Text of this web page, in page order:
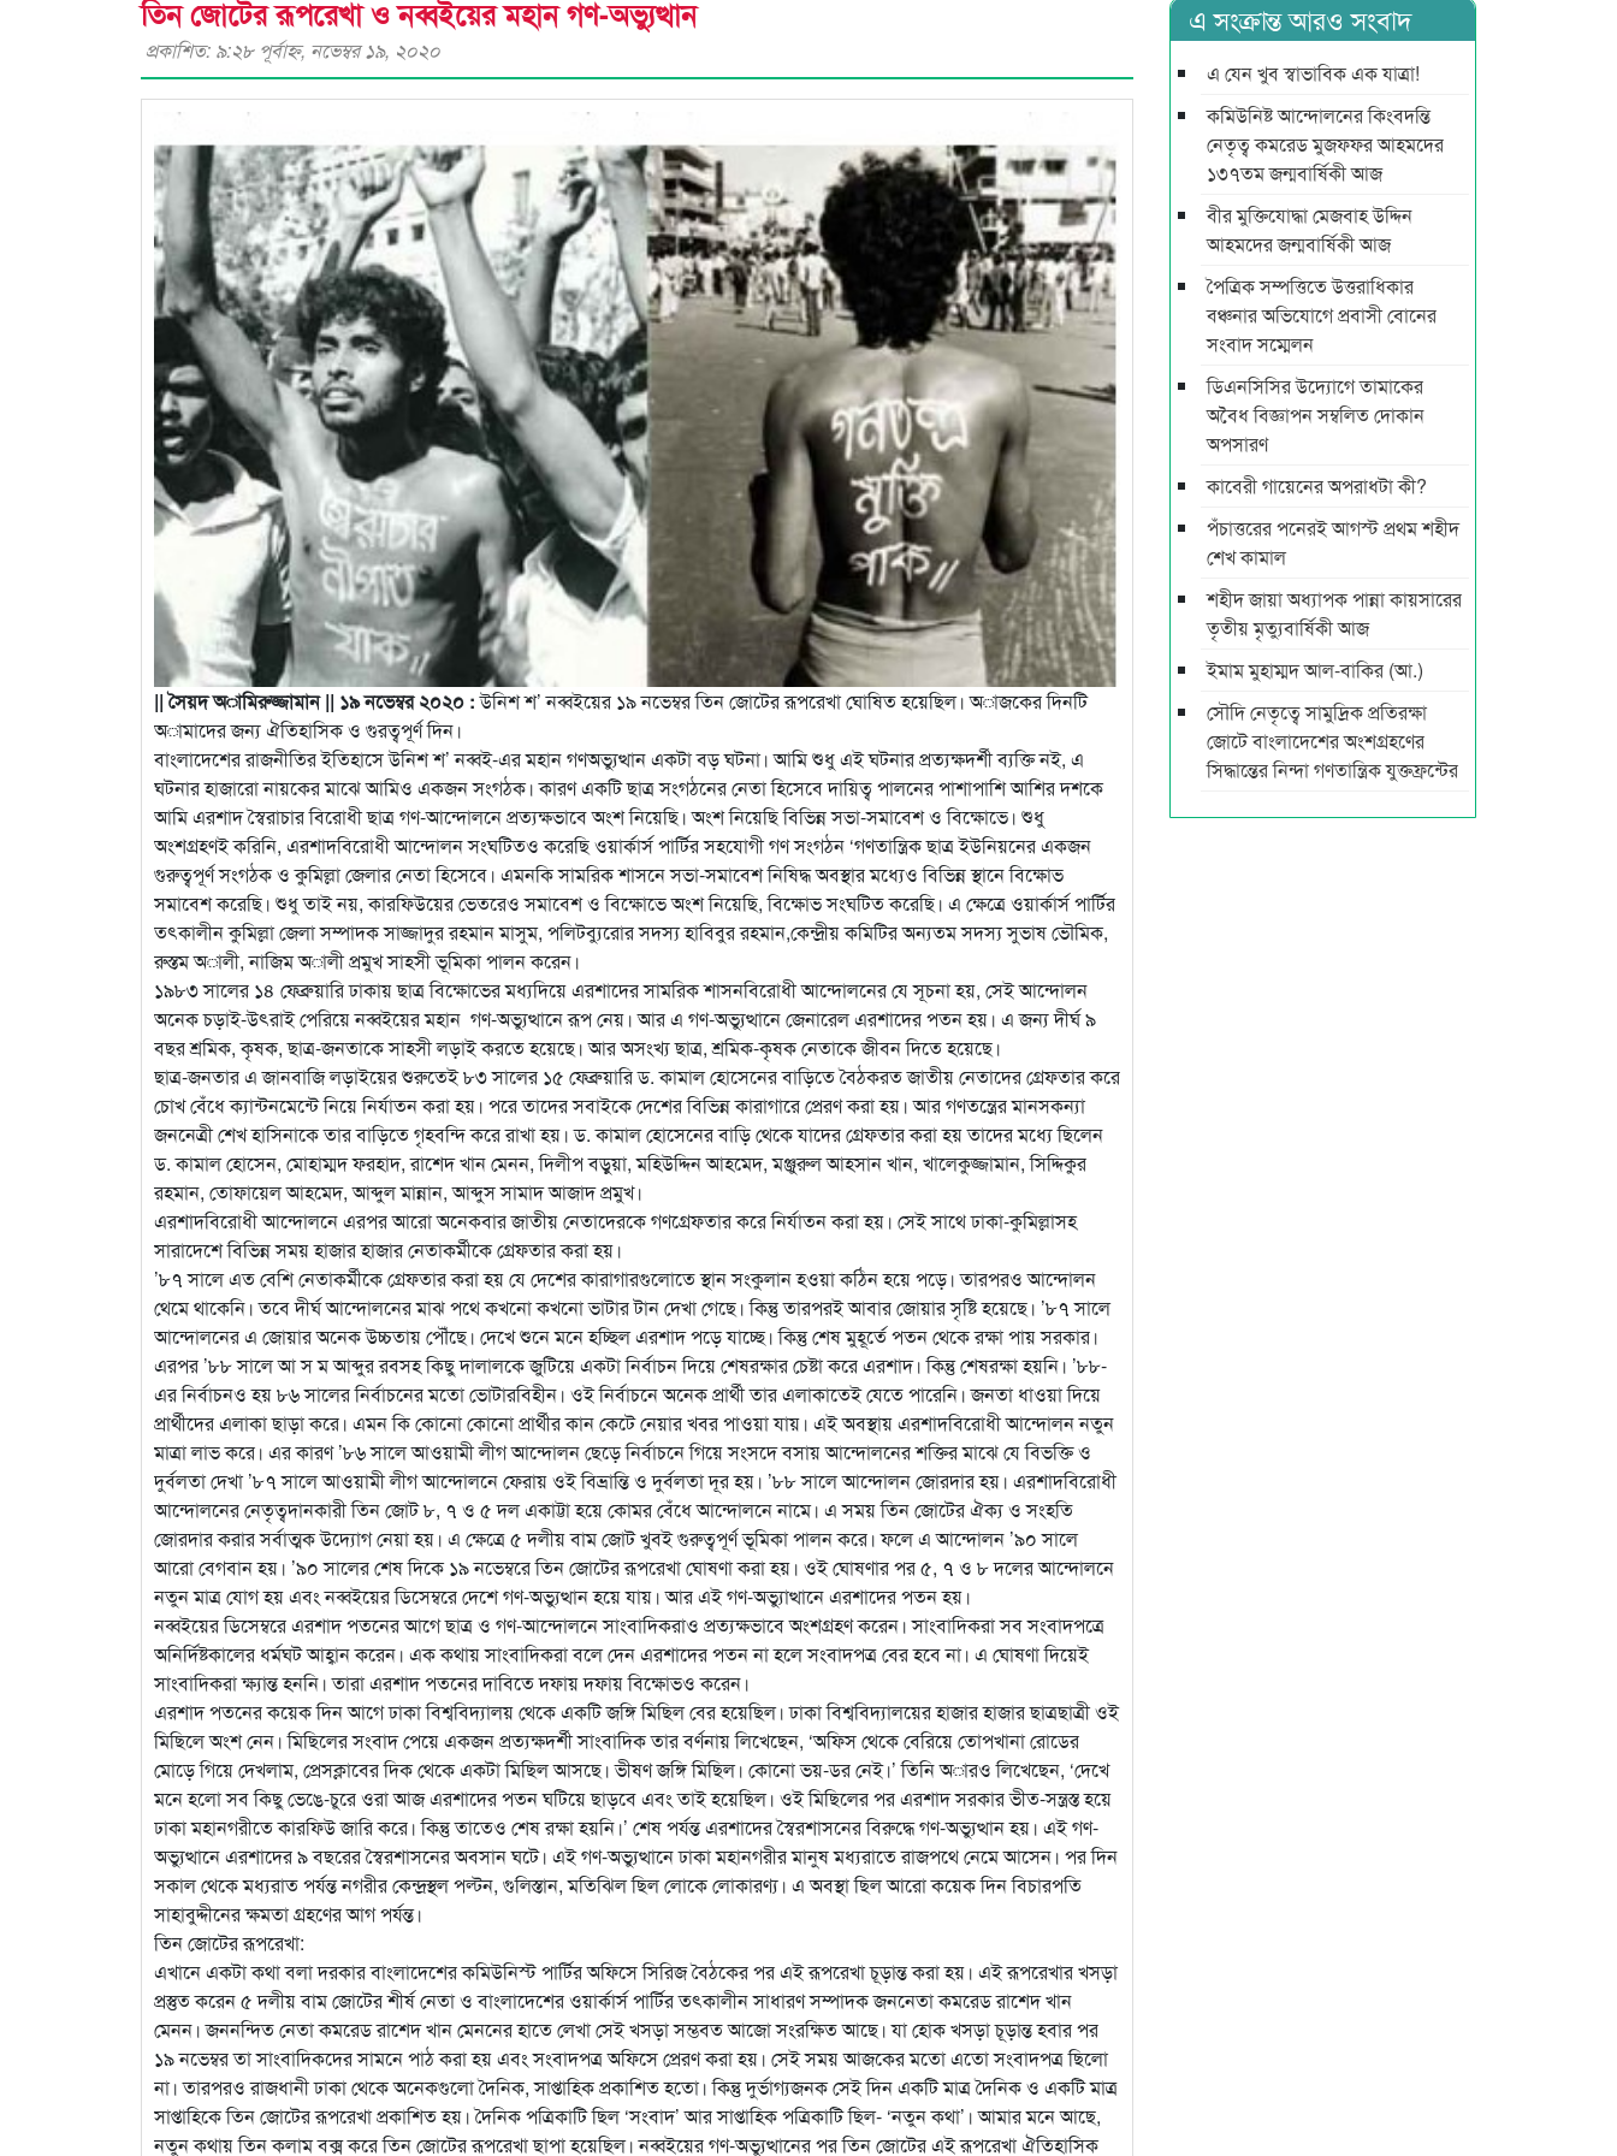
তিন জোটের রূপরেখা ও নব্বইয়ের মহান গণ-অভ্যুত্থান
প্রকাশিত: ৯:২৮ পূর্বাহ্ণ, নভেম্বর ১৯, ২০২০
|| সৈয়দ অামিরুজ্জামান || ১৯ নভেম্বর ২০২০ :উনিশ শ’ নব্বইয়ের ১৯ নভেম্বর তিন জোটের রূপরেখা ঘোষিত হয়েছিল। অাজকের দিনটি
অামাদের জন্য ঐতিহাসিক ও গুরত্বপূর্ণ দিন।
বাংলাদেশের রাজনীতির ইতিহাসে উনিশ শ’ নব্বই-এর মহান গণঅভ্যুত্থান একটা বড় ঘটনা। আমি শুধু এই ঘটনার প্রত্যক্ষদর্শী ব্যক্তি নই, এ
ঘটনার হাজারো নায়কের মাঝে আমিও একজন সংগঠক। কারণ একটি ছাত্র সংগঠনের নেতা হিসেবে দায়িত্ব পালনের পাশাপাশি আশির দশকে
আমি এরশাদ স্বৈরাচার বিরোধী ছাত্র গণ-আন্দোলনে প্রত্যক্ষভাবে অংশ নিয়েছি। অংশ নিয়েছি বিভিন্ন সভা-সমাবেশ ও বিক্ষোভে। শুধু
অংশগ্রহণই করিনি, এরশাদবিরোধী আন্দোলন সংঘটিতও করেছি ওয়ার্কার্স পার্টির সহযোগী গণ সংগঠন ‘গণতান্ত্রিক ছাত্র ইউনিয়নের একজন
গুরুত্বপূর্ণ সংগঠক ও কুমিল্লা জেলার নেতা হিসেবে। এমনকি সামরিক শাসনে সভা-সমাবেশ নিষিদ্ধ অবস্থার মধ্যেও বিভিন্ন স্থানে বিক্ষোভ
সমাবেশ করেছি। শুধু তাই নয়, কারফিউয়ের ভেতরেও সমাবেশ ও বিক্ষোভে অংশ নিয়েছি, বিক্ষোভ সংঘটিত করেছি। এ ক্ষেত্রে ওয়ার্কার্স পার্টির
তৎকালীন কুমিল্লা জেলা সম্পাদক সাজ্জাদুর রহমান মাসুম, পলিটব্যুরোর সদস্য হাবিবুর রহমান,কেন্দ্রীয় কমিটির অন্যতম সদস্য সুভাষ ভৌমিক,
রুস্তম অালী, নাজিম অালী প্রমুখ সাহসী ভূমিকা পালন করেন।
১৯৮৩ সালের ১৪ ফেব্রুয়ারি ঢাকায় ছাত্র বিক্ষোভের মধ্যদিয়ে এরশাদের সামরিক শাসনবিরোধী আন্দোলনের যে সূচনা হয়, সেই আন্দোলন
অনেক চড়াই-উৎরাই পেরিয়ে নব্বইয়ের মহান গণ-অভ্যুত্থানে রূপ নেয়। আর এ গণ-অভ্যুত্থানে জেনারেল এরশাদের পতন হয়। এ জন্য দীর্ঘ ৯
বছর শ্রমিক, কৃষক, ছাত্র-জনতাকে সাহসী লড়াই করতে হয়েছে। আর অসংখ্য ছাত্র, শ্রমিক-কৃষক নেতাকে জীবন দিতে হয়েছে।
ছাত্র-জনতার এ জানবাজি লড়াইয়ের শুরুতেই ৮৩ সালের ১৫ ফেব্রুয়ারি ড. কামাল হোসেনের বাড়িতে বৈঠকরত জাতীয় নেতাদের গ্রেফতার করে
চোখ বেঁধে ক্যান্টনমেন্টে নিয়ে নির্যাতন করা হয়। পরে তাদের সবাইকে দেশের বিভিন্ন কারাগারে প্রেরণ করা হয়। আর গণতন্ত্রের মানসকন্যা
জননেত্রী শেখ হাসিনাকে তার বাড়িতে গৃহবন্দি করে রাখা হয়। ড. কামাল হোসেনের বাড়ি থেকে যাদের গ্রেফতার করা হয় তাদের মধ্যে ছিলেন
ড. কামাল হোসেন, মোহাম্মদ ফরহাদ, রাশেদ খান মেনন, দিলীপ বড়ুয়া, মহিউদ্দিন আহমেদ, মঞ্জুরুল আহসান খান, খালেকুজ্জামান, সিদ্দিকুর
রহমান, তোফায়েল আহমেদ, আব্দুল মান্নান, আব্দুস সামাদ আজাদ প্রমুখ।
এরশাদবিরোধী আন্দোলনে এরপর আরো অনেকবার জাতীয় নেতাদেরকে গণগ্রেফতার করে নির্যাতন করা হয়। সেই সাথে ঢাকা-কুমিল্লাসহ
সারাদেশে বিভিন্ন সময় হাজার হাজার নেতাকর্মীকে গ্রেফতার করা হয়।
’৮৭ সালে এত বেশি নেতাকর্মীকে গ্রেফতার করা হয় যে দেশের কারাগারগুলোতে স্থান সংকুলান হওয়া কঠিন হয়ে পড়ে। তারপরও আন্দোলন
থেমে থাকেনি। তবে দীর্ঘ আন্দোলনের মাঝ পথে কখনো কখনো ভাটার টান দেখা গেছে। কিন্তু তারপরই আবার জোয়ার সৃষ্টি হয়েছে। ’৮৭ সালে
আন্দোলনের এ জোয়ার অনেক উচ্চতায় পৌঁছে। দেখে শুনে মনে হচ্ছিল এরশাদ পড়ে যাচ্ছে। কিন্তু শেষ মুহূর্তে পতন থেকে রক্ষা পায় সরকার।
এরপর ’৮৮ সালে আ স ম আব্দুর রবসহ কিছু দালালকে জুটিয়ে একটা নির্বাচন দিয়ে শেষরক্ষার চেষ্টা করে এরশাদ। কিন্তু শেষরক্ষা হয়নি। ’৮৮-
এর নির্বাচনও হয় ৮৬ সালের নির্বাচনের মতো ভোটারবিহীন। ওই নির্বাচনে অনেক প্রার্থী তার এলাকাতেই যেতে পারেনি। জনতা ধাওয়া দিয়ে
প্রার্থীদের এলাকা ছাড়া করে। এমন কি কোনো কোনো প্রার্থীর কান কেটে নেয়ার খবর পাওয়া যায়। এই অবস্থায় এরশাদবিরোধী আন্দোলন নতুন
মাত্রা লাভ করে। এর কারণ ’৮৬ সালে আওয়ামী লীগ আন্দোলন ছেড়ে নির্বাচনে গিয়ে সংসদে বসায় আন্দোলনের শক্তির মাঝে যে বিভক্তি ও
দুর্বলতা দেখা ’৮৭ সালে আওয়ামী লীগ আন্দোলনে ফেরায় ওই বিভ্রান্তি ও দুর্বলতা দূর হয়। ’৮৮ সালে আন্দোলন জোরদার হয়। এরশাদবিরোধী
আন্দোলনের নেতৃত্বদানকারী তিন জোট ৮, ৭ ও ৫ দল একাট্টা হয়ে কোমর বেঁধে আন্দোলনে নামে। এ সময় তিন জোটের ঐক্য ও সংহতি
জোরদার করার সর্বাত্মক উদ্যোগ নেয়া হয়। এ ক্ষেত্রে ৫ দলীয় বাম জোট খুবই গুরুত্বপূর্ণ ভূমিকা পালন করে। ফলে এ আন্দোলন ’৯০ সালে
আরো বেগবান হয়। ’৯০ সালের শেষ দিকে ১৯ নভেম্বরে তিন জোটের রূপরেখা ঘোষণা করা হয়। ওই ঘোষণার পর ৫, ৭ ও ৮ দলের আন্দোলনে
নতুন মাত্র যোগ হয় এবং নব্বইয়ের ডিসেম্বরে দেশে গণ-অভ্যুত্থান হয়ে যায়। আর এই গণ-অভ্যুাত্থানে এরশাদের পতন হয়।
নব্বইয়ের ডিসেম্বরে এরশাদ পতনের আগে ছাত্র ও গণ-আন্দোলনে সাংবাদিকরাও প্রত্যক্ষভাবে অংশগ্রহণ করেন। সাংবাদিকরা সব সংবাদপত্রে
অনির্দিষ্টকালের ধর্মঘট আহ্বান করেন। এক কথায় সাংবাদিকরা বলে দেন এরশাদের পতন না হলে সংবাদপত্র বের হবে না। এ ঘোষণা দিয়েই
সাংবাদিকরা ক্ষ্যান্ত হননি। তারা এরশাদ পতনের দাবিতে দফায় দফায় বিক্ষোভও করেন।
এরশাদ পতনের কয়েক দিন আগে ঢাকা বিশ্ববিদ্যালয় থেকে একটি জঙ্গি মিছিল বের হয়েছিল। ঢাকা বিশ্ববিদ্যালয়ের হাজার হাজার ছাত্রছাত্রী ওই
মিছিলে অংশ নেন। মিছিলের সংবাদ পেয়ে একজন প্রত্যক্ষদর্শী সাংবাদিক তার বর্ণনায় লিখেছেন, ‘অফিস থেকে বেরিয়ে তোপখানা রোডের
মোড়ে গিয়ে দেখলাম, প্রেসক্লাবের দিক থেকে একটা মিছিল আসছে। ভীষণ জঙ্গি মিছিল। কোনো ভয়-ডর নেই।’ তিনি অারও লিখেছেন, ‘দেখে
মনে হলো সব কিছু ভেঙে-চুরে ওরা আজ এরশাদের পতন ঘটিয়ে ছাড়বে এবং তাই হয়েছিল। ওই মিছিলের পর এরশাদ সরকার ভীত-সন্ত্রস্ত হয়ে
ঢাকা মহানগরীতে কারফিউ জারি করে। কিন্তু তাতেও শেষ রক্ষা হয়নি।’ শেষ পর্যন্ত এরশাদের স্বৈরশাসনের বিরুদ্ধে গণ-অভ্যুত্থান হয়। এই গণ-
অভ্যুত্থানে এরশাদের ৯ বছরের স্বৈরশাসনের অবসান ঘটে। এই গণ-অভ্যুত্থানে ঢাকা মহানগরীর মানুষ মধ্যরাতে রাজপথে নেমে আসেন। পর দিন
সকাল থেকে মধ্যরাত পর্যন্ত নগরীর কেন্দ্রস্থল পল্টন, গুলিস্তান, মতিঝিল ছিল লোকে লোকারণ্য। এ অবস্থা ছিল আরো কয়েক দিন বিচারপতি
সাহাবুদ্দীনের ক্ষমতা গ্রহণের আগ পর্যন্ত।
তিন জোটের রূপরেখা:
এখানে একটা কথা বলা দরকার বাংলাদেশের কমিউনিস্ট পার্টির অফিসে সিরিজ বৈঠকের পর এই রূপরেখা চূড়ান্ত করা হয়। এই রূপরেখার খসড়া
প্রস্তুত করেন ৫ দলীয় বাম জোটের শীর্ষ নেতা ও বাংলাদেশের ওয়ার্কার্স পার্টির তৎকালীন সাধারণ সম্পাদক জননেতা কমরেড রাশেদ খান
মেনন। জননন্দিত নেতা কমরেড রাশেদ খান মেননের হাতে লেখা সেই খসড়া সম্ভবত আজো সংরক্ষিত আছে। যা হোক খসড়া চূড়ান্ত হবার পর
১৯ নভেম্বর তা সাংবাদিকদের সামনে পাঠ করা হয় এবং সংবাদপত্র অফিসে প্রেরণ করা হয়। সেই সময় আজকের মতো এতো সংবাদপত্র ছিলো
না। তারপরও রাজধানী ঢাকা থেকে অনেকগুলো দৈনিক, সাপ্তাহিক প্রকাশিত হতো। কিন্তু দুর্ভাগ্যজনক সেই দিন একটি মাত্র দৈনিক ও একটি মাত্র
সাপ্তাহিকে তিন জোটের রূপরেখা প্রকাশিত হয়। দৈনিক পত্রিকাটি ছিল ‘সংবাদ’ আর সাপ্তাহিক পত্রিকাটি ছিল- ‘নতুন কথা’। আমার মনে আছে,
নতুন কথায় তিন কলাম বক্স করে তিন জোটের রূপরেখা ছাপা হয়েছিল। নব্বইয়ের গণ-অভ্যুত্থানের পর তিন জোটের এই রূপরেখা ঐতিহাসিক
এ সংক্রান্ত আরও সংবাদ
এ যেন খুব স্বাভাবিক এক যাত্রা!
কমিউনিষ্ট আন্দোলনের কিংবদন্তি
নেতৃত্ব কমরেড মুজফ্ফর আহমদের
১৩৭তম জন্মবার্ষিকী আজ
বীর মুক্তিযোদ্ধা মেজবাহ উদ্দিন
আহমদের জন্মবার্ষিকী আজ
পৈত্রিক সম্পত্তিতে উত্তরাধিকার
বঞ্চনার অভিযোগে প্রবাসী বোনের
সংবাদ সম্মেলন
ডিএনসিসির উদ্যোগে তামাকের
অবৈধ বিজ্ঞাপন সম্বলিত দোকান
অপসারণ
কাবেরী গায়েনের অপরাধটা কী?
পঁচাত্তরের পনেরই আগস্ট প্রথম শহীদ
শেখ কামাল
শহীদ জায়া অধ্যাপক পান্না কায়সারের
তৃতীয় মৃত্যুবার্ষিকী আজ
ইমাম মুহাম্মদ আল-বাকির (আ.)
সৌদি নেতৃত্বে সামুদ্রিক প্রতিরক্ষা
জোটে বাংলাদেশের অংশগ্রহণের
সিদ্ধান্তের নিন্দা গণতান্ত্রিক যুক্তফ্রন্টের